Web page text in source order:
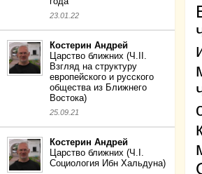
23.01.22
Костерин Андрей
Царство ближних (Ч.II.
Взгляд на структуру
европейского и русского
общества из Ближнего
Востока)
25.09.21
Костерин Андрей
Царство ближних (Ч.I.
Социология Ибн Хальдуна)